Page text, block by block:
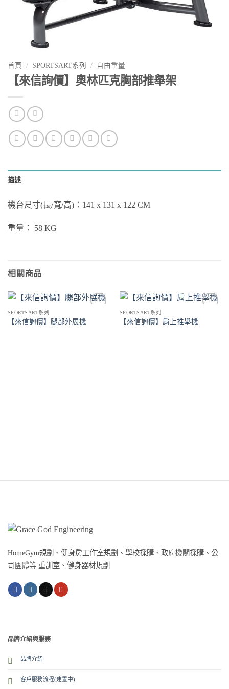
首頁 / SPORTSART系列 / 自由重量
【來信詢價】奧林匹克胸部推舉架
描述
機台尺寸(長/寬/高)：141 x 131 x 122 CM
重量： 58 KG
相關商品
Wishlist
SPORTSART系列
【來信詢價】腿部外展機
Wishlist
SPORTSART系列
【來信詢價】肩上推舉機
HomeGym規劃、健身房工作室規劃、學校採購、政府機關採購、公
司團體等 重訓室、健身器材規劃
品牌介紹與服務
品牌介紹
客戶服務流程(建置中)